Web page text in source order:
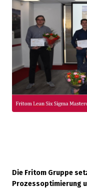
Die Fritom Gruppe
Prozessoptimierung